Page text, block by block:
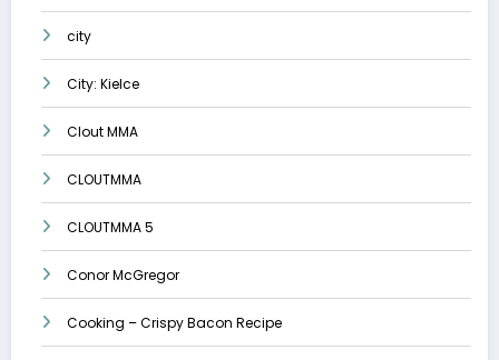
city
City: Kielce
Clout MMA
CLOUTMMA
CLOUTMMA 5
Conor McGregor
Cooking – Crispy Bacon Recipe